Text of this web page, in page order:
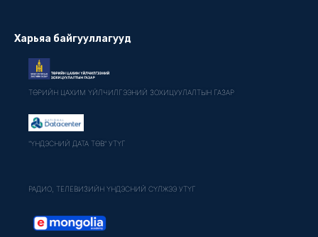
Харьяа байгууллагууд
ТӨРИЙН ЦАХИМ ҮЙЛЧИЛГЭЭНИЙ ЗОХИЦУУЛАЛТЫН ГАЗАР
"ҮНДЭСНИЙ ДАТА ТӨВ" УТҮГ
РАДИО, ТЕЛЕВИЗИЙН ҮНДЭСНИЙ СҮЛЖЭЭ УТҮГ